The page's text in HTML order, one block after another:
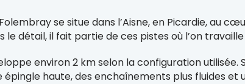
se situe dans l’Aisne, en Picardie, au
le détail, il fait partie de ces pistes où l’on
environ 2 km selon la configuration
épingle haute, des enchaînements plus fluides